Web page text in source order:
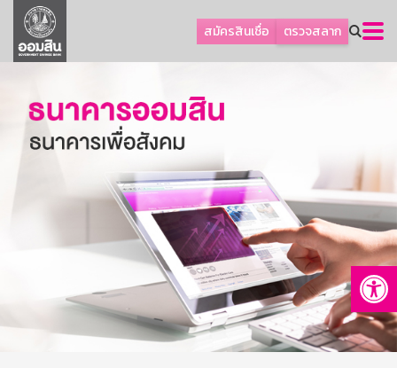
สมัครสินเชื่อ ตรวจสลาก
ลูกค้าธุรกิจ
ลูกค้าผู้ประกอบรายย่อย
ออมเพื่อสุข
เกี่ยวกับธนาคาร
การพัฒนาที่ยั่งยืน
บริการทางการเงิน
ติดต่อเรา
บริการออนไลน์